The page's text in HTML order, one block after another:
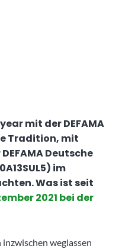
mit der DEFAMA
Tradition, mit
DEFAMA Deutsche
im
Was ist seit
2021 bei der
inzwischen weglassen